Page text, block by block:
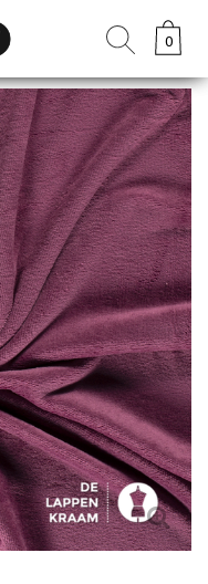
0
0